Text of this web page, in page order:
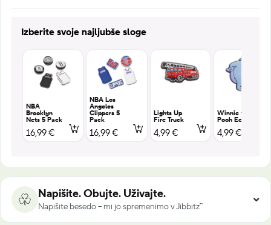
Izberite svoje najljubše sloge
NBA
Brooklyn
Nets 5 Pack
16,99 €
NBA Los
Angeles
Clippers 5
Pack
16,99 €
Lights Up
Fire Truck
4,99 €
Winnie the
Pooh Eeyore
4,99 €
Napišite. Obujte. Uživajte.
Napišite besedo – mi jo spremenimo v Jibbitz™